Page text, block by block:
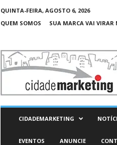
QUINTA-FEIRA, AGOSTO 6, 2026
QUEM SOMOS
SUA MARCA VAI VIRAR
C
d
CIDADEMARKETING
EVENTOS ANUNCIE